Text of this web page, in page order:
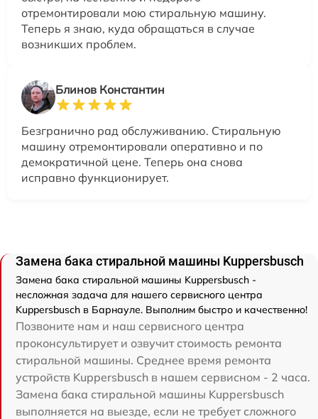
отремонтировали мою стиральную машину.
Теперь я знаю, куда обращаться в случае
возникших проблем.
Блинов Константин
Безгранично рад обслуживанию. Стиральную
машину отремонтировали оперативно и по
демократичной цене. Теперь она снова
исправно функционирует.
Замена бака стиральной машины Kuppersbusch
Замена бака стиральной машины Kuppersbusch -
несложная задача для нашего сервисного центра
Kuppersbusch в Барнауле. Выполним быстро и качественно!
Позвоните нам и наш сервисного центра
проконсультирует и озвучит стоимость ремонта
стиральной машины. Среднее время ремонта
устройств Kuppersbusch в нашем сервисном - 2 часа.
Замена бака стиральной машины Kuppersbusch
выполняется на выезде, если не требует сложного